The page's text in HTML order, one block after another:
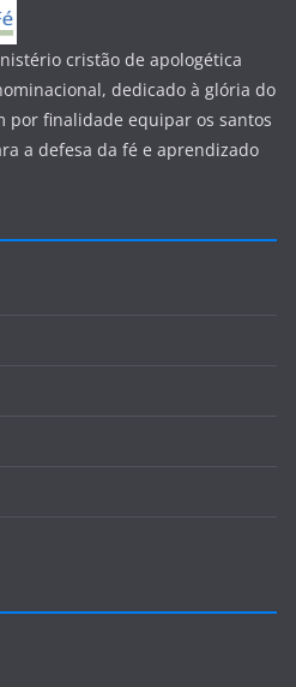
cristão de apologética
dedicado à glória do
por finalidade equipar os santos
a defesa da fé e aprendizado